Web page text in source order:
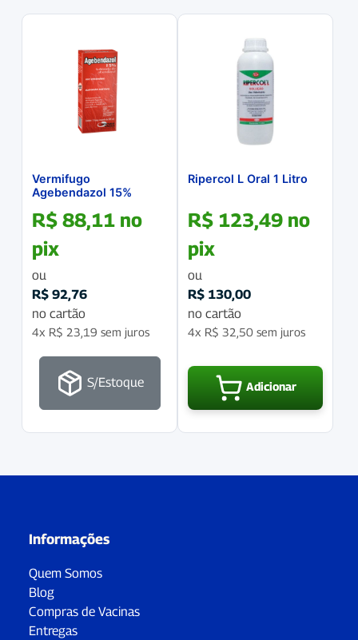
Vermifugo
Agebendazol 15%
R$ 88,11 no
pix
ou
R$ 92,76
no cartão
4x R$ 23,19 sem juros
S/Estoque
Ripercol L Oral 1 Litro
R$ 123,49 no
pix
ou
R$ 130,00
no cartão
4x R$ 32,50 sem juros
Adicionar
Informações
Quem Somos
Blog
Compras de Vacinas
Entregas